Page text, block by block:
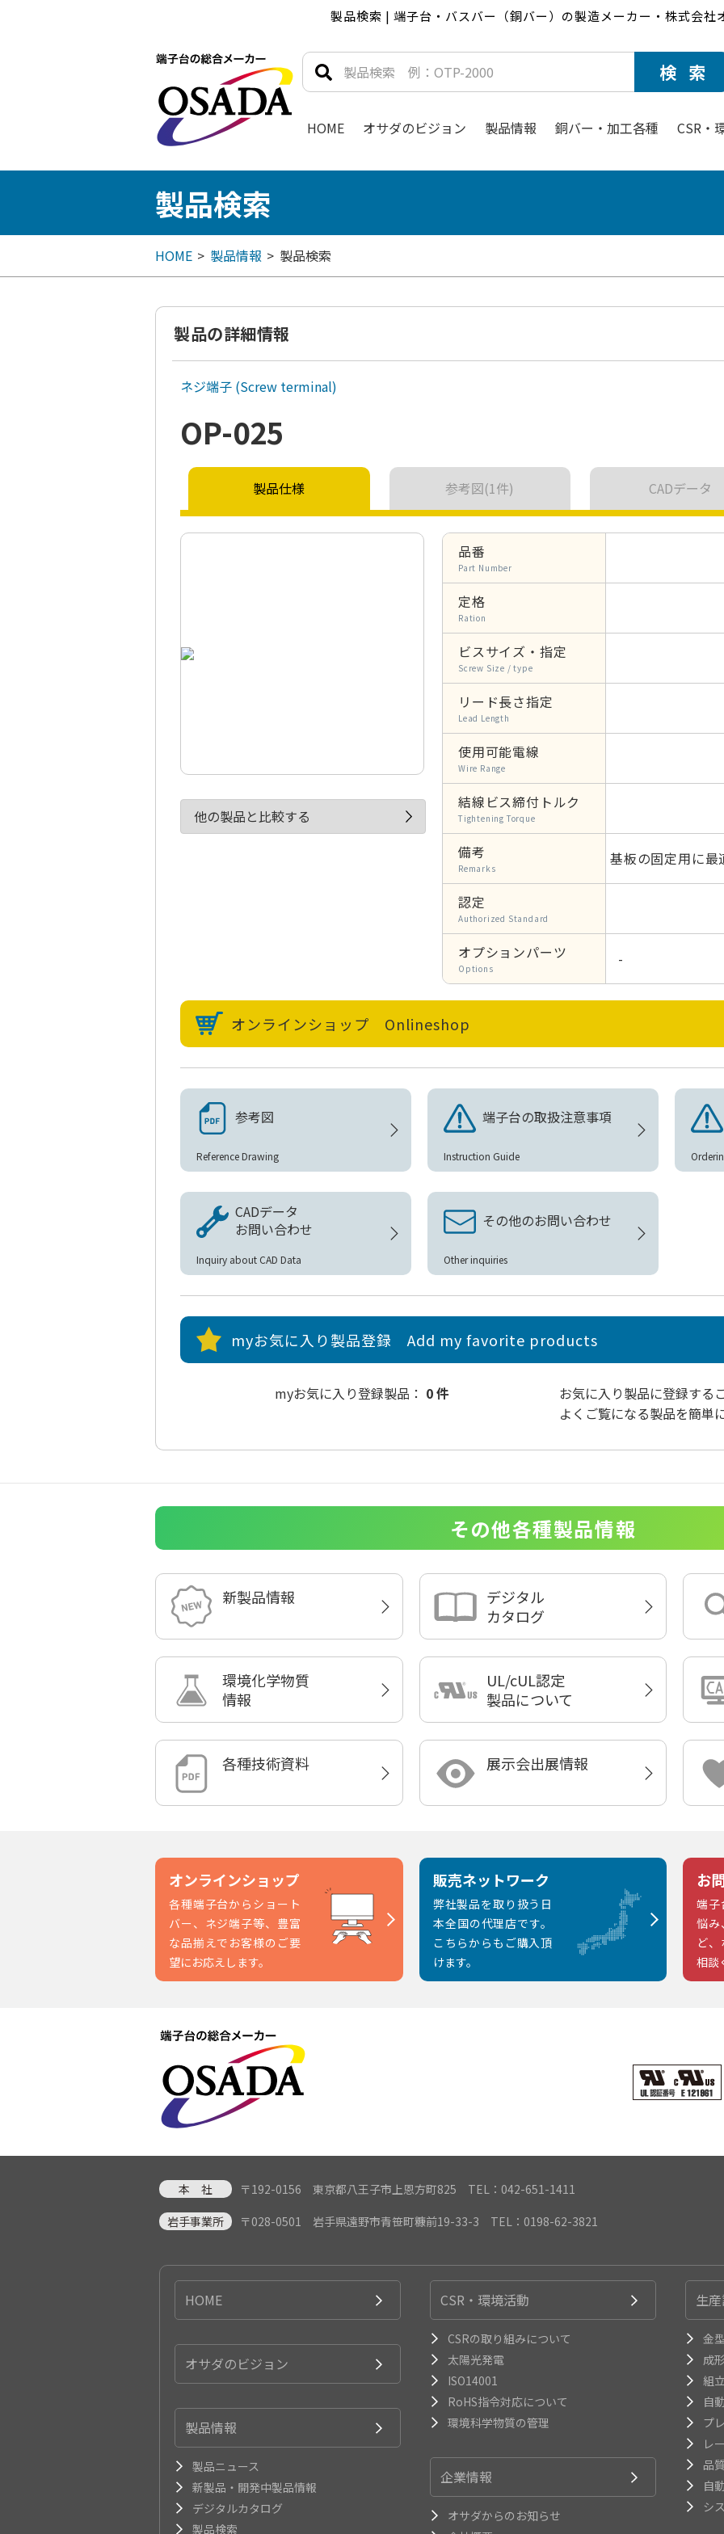
製品検索 | 端子台・バスバー（銅バー）の製造メーカー・株式会社
HOME オサダのビジョン 製品情報 銅バー・加工各種 CSR・
製品検索
HOME 製品情報 製品検索
製品の詳細情報
ネジ端子 (Screw terminal)
OP-025
製品仕様 参考図(1件) CADデータ
他の製品と比較する
品番
Part Number
定格
Ration
ビスサイズ・指定
Screw Size / type
リード長さ指定
Lead Length
使用可能電線
Wire Range
結線ビス締付トルク
Tightening Torque
備考
Remarks
基板の固定用に最
認定
Authorized Standard
オプションパーツ
Options
-
オンラインショップ Onlineshop
参考図
Reference Drawing
端子台の取扱注意事項
Instruction Guide
CADデータ
お問い合わせ
Inquiry about CAD Data
その他のお問い合わせ
Other inquiries
myお気に入り製品登録 Add my favorite products
myお気に入り登録製品： 0 件 お気に入り製品に登録する
よくご覧になる製品を簡単
その他各種製品情報
新製品情報
デジタル
カタログ
環境化学物質
情報
UL/cUL認定
製品について
各種技術資料 展示会出展情報
オンラインショップ
各種端子台からショート
バー、ネジ端子等、豊富
な品揃えでお客様のご要
望にお応えします。
販売ネットワーク
弊社製品を取り扱う日
本全国の代理店です。
こちらからもご購入頂
けます。
お
端子
悩み
ど
相談
本 社 〒192-0156 東京都八王子市上恩方町825 TEL：042-651-1411
岩手事業所
〒028-0501 岩手県遠野市青笹町糠前19-33-3 TEL：0198-62-3821
HOME
オサダのビジョン
製品情報
製品ニュース
新製品・開発中製品情報
デジタルカタログ
製品検索
CSR・環境活動
CSRの取り組みについて
太陽光発電
ISO14001
RoHS指令対応について
環境科学物質の管理
企業情報
オサダからのお知らせ
生
金
成
組
自
プ
レ
品
自
シ